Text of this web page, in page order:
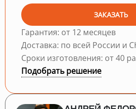
ЗАКАЗАТЬ
Гарантия: от 12 месяцев
Доставка: по всей России и
Сроки изготовления: от 40
Подобрать решение